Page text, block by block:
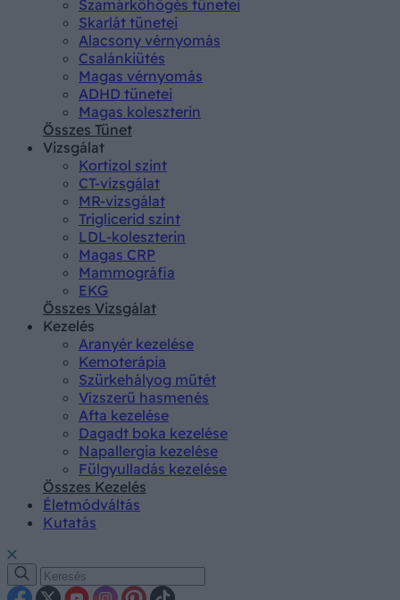
Szamárköhögés tünetei
Skarlát tünetei
Alacsony vérnyomás
Csalánkiütés
Magas vérnyomás
ADHD tünetei
Magas koleszterin
Összes Tünet
Vizsgálat
Kortizol szint
CT-vizsgálat
MR-vizsgálat
Triglicerid szint
LDL-koleszterin
Magas CRP
Mammográfia
EKG
Összes Vizsgálat
Kezelés
Aranyér kezelése
Kemoterápia
Szürkehályog műtét
Vízszerű hasmenés
Afta kezelése
Dagadt boka kezelése
Napallergia kezelése
Fülgyulladás kezelése
Összes Kezelés
Életmódváltás
Kutatás